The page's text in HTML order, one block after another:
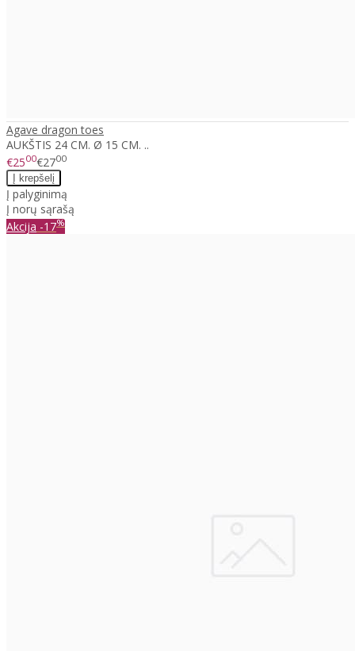
Agave dragon toes
AUKŠTIS 24 CM. Ø 15 CM. ..
€2500€2700
Į palyginimą
Į norų sąrašą
Akcija -17%